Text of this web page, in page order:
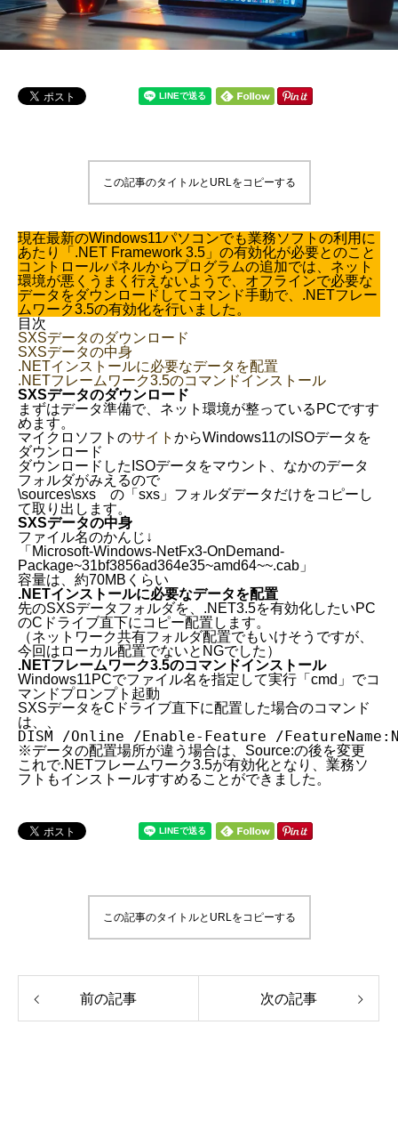
この記事のタイトルとURLをコピーする
現在最新のWindows11パソコンでも業務ソフトの利用に
あたり「.NET Framework 3.5」の有効化が必要とのこと
コントロールパネルからプログラムの追加では、ネット
環境が悪くうまく行えないようで、オフラインで必要な
データをダウンロードしてコマンド手動で、.NETフレー
ムワーク3.5の有効化を行いました。
目次
SXSデータのダウンロード
SXSデータの中身
.NETインストールに必要なデータを配置
.NETフレームワーク3.5のコマンドインストール
SXSデータのダウンロード
まずはデータ準備で、ネット環境が整っているPCですす
めます。
マイクロソフトのサイト からWindows11のISOデータを
ダウンロード
ダウンロードしたISOデータをマウント、なかのデータ
フォルダがみえるので
\sources\sxs の「sxs」フォルダデータだけをコピーし
て取り出します。
SXSデータの中身
ファイル名のかんじ↓
「Microsoft-Windows-NetFx3-OnDemand-
Package~31bf3856ad364e35~amd64~~.cab」
容量は、約70MBくらい
.NETインストールに必要なデータを配置
先のSXSデータフォルダを、.NET3.5を有効化したいPC
のCドライブ直下にコピー配置します。
（ネットワーク共有フォルダ配置でもいけそうですが、
今回はローカル配置でないとNGでした）
.NETフレームワーク3.5のコマンドインストール
Windows11PCでファイル名を指定して実行「cmd」でコ
マンドプロンプト起動
SXSデータをCドライブ直下に配置した場合のコマンド
は、、
※データの配置場所が違う場合は、Source:の後を変更
これで.NETフレームワーク3.5が有効化となり、業務ソ
フトもインストールすすめることができました。
この記事のタイトルとURLをコピーする
前の記事 次の記事